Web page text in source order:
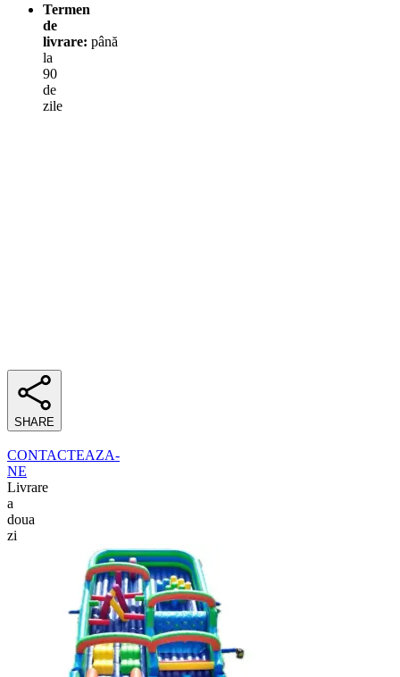
Termen
de
livrare: până
la
90
de
zile
SHARE
CONTACTEAZA-
NE
Livrare
a
doua
zi